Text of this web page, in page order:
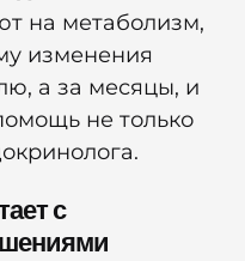
на метаболизм,
изменения
а за месяцы, и
не только
с